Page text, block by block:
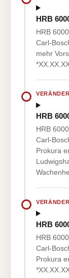
HRB
HRB
Carl-
mehr
HRB
HRB
Carl-
Prokura
HRB
HRB
Carl-
Prokura